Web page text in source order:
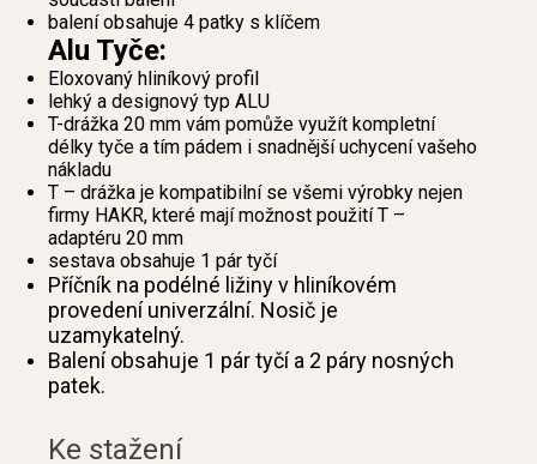
balení obsahuje 4 patky s klíčem
Alu Tyče:
Eloxovaný hliníkový profil
lehký a designový typ ALU
T-drážka 20 mm vám pomůže využít kompletní
délky tyče a tím pádem i snadnější uchycení vašeho
nákladu
T – drážka je kompatibilní se všemi výrobky nejen
firmy HAKR, které mají možnost použití T –
adaptéru 20 mm
sestava obsahuje 1 pár tyčí
Příčník na podélné ližiny v hliníkovém
provedení univerzální. Nosič je
uzamykatelný.
Balení obsahuje 1 pár tyčí a 2 páry nosných
patek.
Ke stažení